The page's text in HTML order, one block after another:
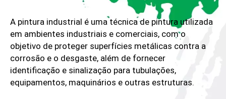
A pintura industrial é uma técnica de pintura utilizada
em ambientes industriais e comerciais, com o
objetivo de proteger superfícies metálicas contra a
corrosão e o desgaste, além de fornecer
identificação e sinalização para tubulações,
equipamentos, maquinários e outras estruturas.